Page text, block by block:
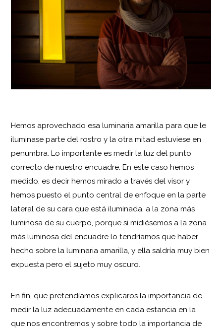
Hemos aprovechado esa luminaria amarilla para que le
iluminase parte del rostro y la otra mitad estuviese en
penumbra. Lo importante es medir la luz del punto
correcto de nuestro encuadre. En este caso hemos
medido, es decir hemos mirado a través del visor y
hemos puesto el punto central de enfoque en la parte
lateral de su cara que está iluminada, a la zona más
luminosa de su cuerpo, porque si midiésemos a la zona
más luminosa del encuadre lo tendríamos que haber
hecho sobre la luminaria amarilla, y ella saldría muy bien
expuesta pero el sujeto muy oscuro.
En fin, que pretendíamos explicaros la importancia de
medir la luz adecuadamente en cada estancia en la
que nos encontremos y sobre todo la importancia de